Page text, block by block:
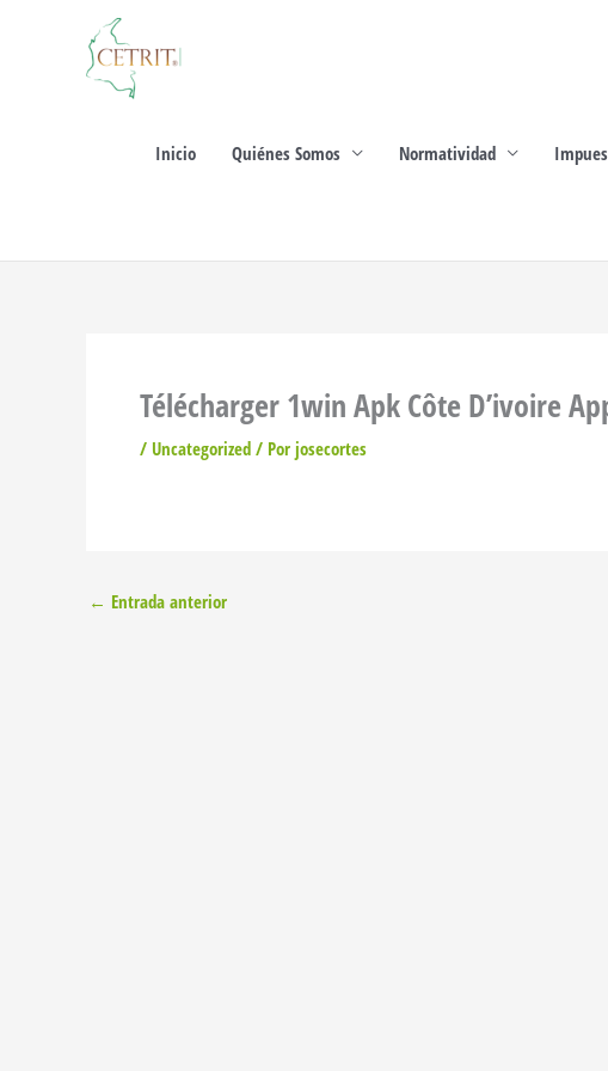
Inicio Quiénes Somos Normatividad
Télécharger 1win Apk Côte D’ivoire
/ Uncategorized / Por josecortes
← Entrada anterior